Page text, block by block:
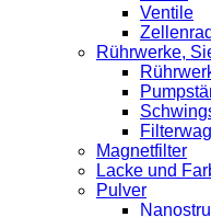
Ventile
Rührwerke,
Magnetfilter
Lacke und
Pulver